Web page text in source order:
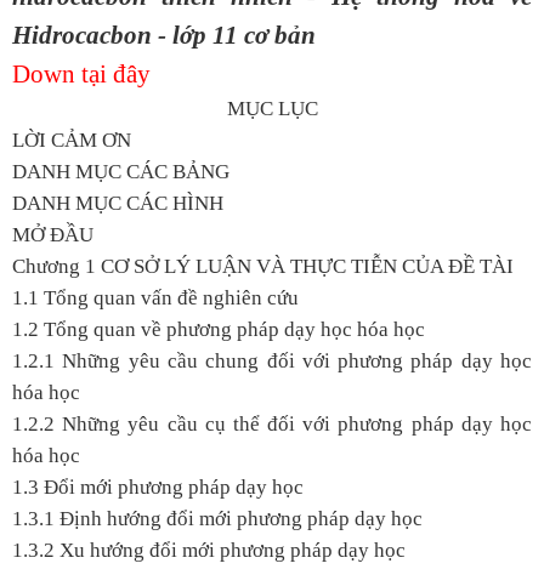
Hidrocacbon - lớp 11 cơ bản
Down tại đây
MỤC LỤC
LỜI CẢM ƠN
DANH MỤC CÁC BẢNG
DANH MỤC CÁC HÌNH
MỞ ĐẦU
Chương 1 CƠ SỞ LÝ LUẬN VÀ THỰC TIỄN CỦA ĐỀ TÀI
1.1 Tổng quan vấn đề nghiên cứu
1.2 Tổng quan về phương pháp dạy học hóa học
1.2.1 Những yêu cầu chung đối với phương pháp dạy học
hóa học
1.2.2 Những yêu cầu cụ thể đối với phương pháp dạy học
hóa học
1.3 Đổi mới phương pháp dạy học
1.3.1 Định hướng đổi mới phương pháp dạy học
1.3.2 Xu hướng đổi mới phương pháp dạy học